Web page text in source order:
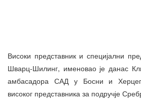
Високи представник и специјални
Шварц-Шилинг, именовао је данас
амбасадора САД у Босни и
високог представника за подручје